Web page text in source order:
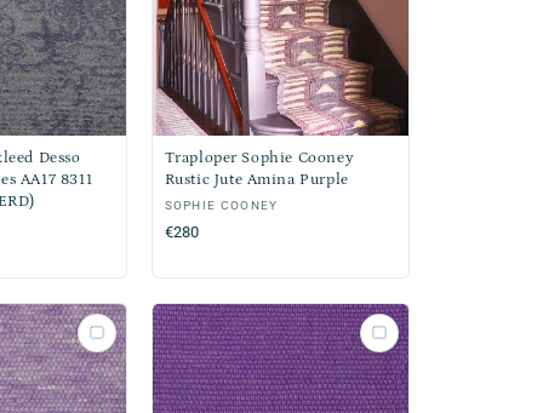
Desso
AA17 8311
Traploper Sophie Cooney
Rustic Jute Amina Purple
Verkoper:
SOPHIE COONEY
Normale
€280